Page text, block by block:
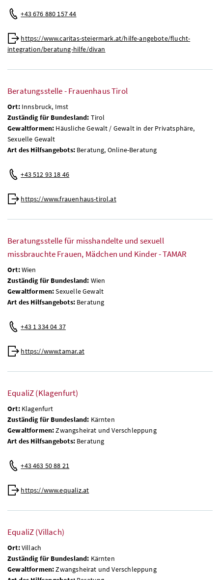
+43 676 880 157 44
https://www.caritas-steiermark.at/hilfe-angebote/flucht-
integration/beratung-hilfe/divan
Beratungsstelle - Frauenhaus Tirol
Ort:Innsbruck, Imst
Zuständig für Bundesland: Tirol
Gewaltformen: Häusliche Gewalt / Gewalt in der Privatsphäre,
Sexuelle Gewalt
Art des Hilfsangebots:Beratung, Online-Beratung
+43 512 93 18 46
https://www.frauenhaus-tirol.at
Beratungsstelle für misshandelte und sexuell
missbrauchte Frauen, Mädchen und Kinder - TAMAR
Ort:Wien
Zuständig für Bundesland: Wien
Gewaltformen:Sexuelle Gewalt
Art des Hilfsangebots:Beratung
+43 1 334 04 37
https://www.tamar.at
EqualiZ (Klagenfurt)
Ort:Klagenfurt
Zuständig für Bundesland: Kärnten
Gewaltformen:Zwangsheirat und Verschleppung
Art des Hilfsangebots:Beratung
+43 463 50 88 21
https://www.equaliz.at
EqualiZ (Villach)
Ort:Villach
Zuständig für Bundesland: Kärnten
Gewaltformen:Zwangsheirat und Verschleppung